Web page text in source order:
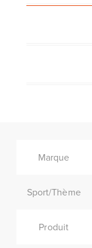
Marque
Sport/Thème
Produit